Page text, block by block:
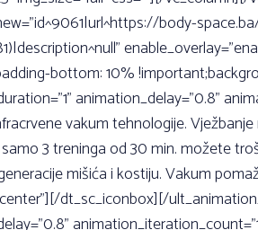
body-
bottom: 10%
animation_delay=”0.8”
vakum tehnologije.
3 treninga od 30 min. možete
mišića i kostiju. Vakum
dt_sc_iconbox][/